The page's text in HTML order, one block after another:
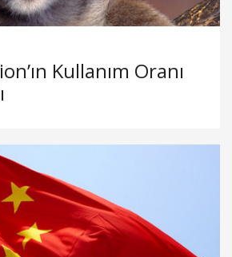
Kullanım Oranı